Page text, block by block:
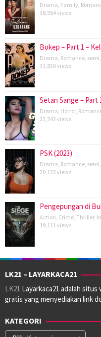
Drama Family
38,954 views
Bokep – Part 1 –
Drama Romance semi
31,836 views
Setan Sange –
Drama Horror,
23,543 views
PSK (2023)
Drama Romance semi
20,133 views
Pengepungan di
Action Crime Thriller,
19,111 views
LK21 – LAYARKACA21
LK21 Layarkaca21 adalah
gratis yang menyediakan link
KATEGORI